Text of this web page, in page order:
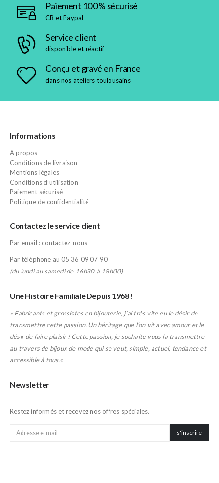
Paiement 100% sécurisé
CB et Paypal
Service client
disponible et réactif
Conçu et gravé en France
dans nos ateliers toulousains
Informations
A propos
Conditions de livraison
Mentions légales
Conditions d’utilisation
Paiement sécurisé
Politique de confidentialité
Contactez le service client
Par email : contactez-nous
Par téléphone au 05 36 09 07 90
(du lundi au samedi de 16h30 à 18h00)
Une Histoire Familiale Depuis 1968 !
« Fabricants et grossistes en bijouterie, j’ai très vite eu le désir de
transmettre cette passion. Un héritage que l’on vit avec amour et le
désir de faire plaisir ! Cette passion, je souhaite vous la transmettre
au travers de bijoux de mode qui se veut, simple, actuel, tendance et
accessible à tous.«
Newsletter
Restez informés et recevez nos offres spéciales.